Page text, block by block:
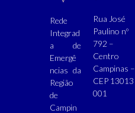
Rede
Integrad
a de
Emergê
ncias da
Região
de
Campin
Rua José
Paulino nº
792 –
Centro
Campinas –
CEP 13013
001